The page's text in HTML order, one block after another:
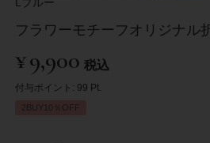
フラワーモチーフオリジナル
¥9,900 税込
付与ポイント: 99 Pt.
2BUY10％OFF